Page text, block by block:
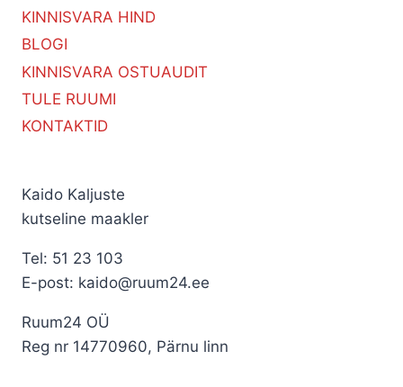
KINNISVARA HIND
BLOGI
KINNISVARA OSTUAUDIT
TULE RUUMI
KONTAKTID
Kaido Kaljuste
kutseline maakler
Tel: 51 23 103
E-post: kaido@ruum24.ee
Ruum24 OÜ
Reg nr 14770960, Pärnu linn